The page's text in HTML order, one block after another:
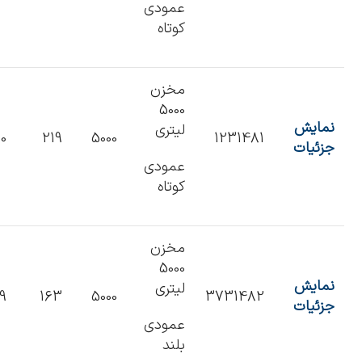
عمودی
کوتاه
نمایش
جزئیات
1231481
مخزن
5000
لیتری
عمودی
کوتاه
5000
219
نمایش
جزئیات
3731482
مخزن
5000
لیتری
عمودی
بلند
5000
163